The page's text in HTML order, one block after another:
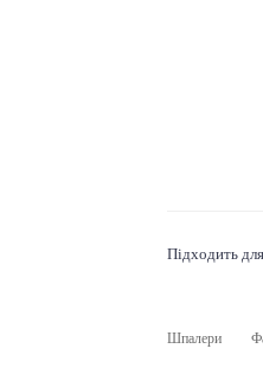
Підходить
Шпалери